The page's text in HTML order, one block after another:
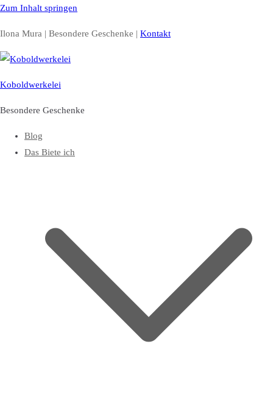
Zum Inhalt springen
Ilona Mura | Besondere Geschenke | Kontakt
Koboldwerkelei
Besondere Geschenke
Blog
Das Biete ich